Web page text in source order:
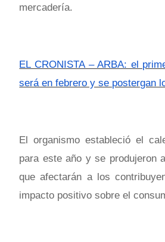
mercadería.
EL CRONISTA – ARBA: el
será en febrero y se postergan
El organismo estableció el
para este año y se produjeron
que afectarán a los
impacto positivo sobre el